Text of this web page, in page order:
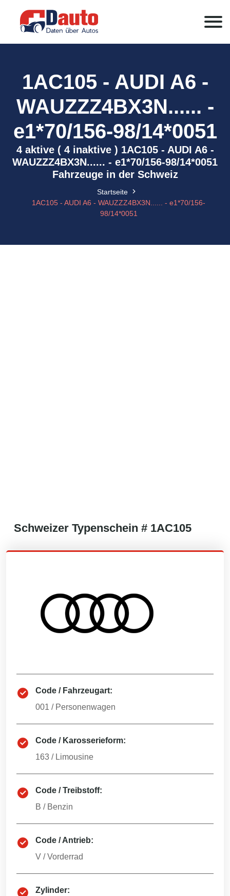
1AC105 - AUDI A6 -
WAUZZZ4BX3N...... -
e1*70/156-98/14*0051
4 aktive ( 4 inaktive ) 1AC105 - AUDI A6 -
WAUZZZ4BX3N...... - e1*70/156-98/14*0051
Fahrzeuge in der Schweiz
Startseite
1AC105 - AUDI A6 - WAUZZZ4BX3N...... - e1*70/156-
98/14*0051
Schweizer Typenschein # 1AC105
Code / Fahrzeugart:
001 / Personenwagen
Code / Karosserieform:
163 / Limousine
Code / Treibstoff:
B / Benzin
Code / Antrieb:
V /Vorderrad
Zylinder: